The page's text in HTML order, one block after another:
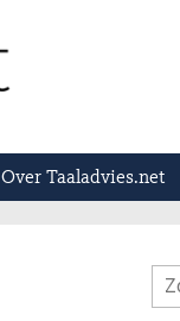
Over Taaladvies.net